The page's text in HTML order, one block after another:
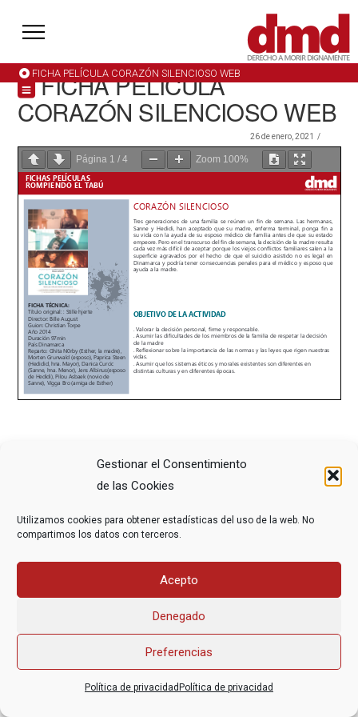
Gestionar el Consentimiento
de las Cookies
Utilizamos cookies para obtener estadísticas del uso de la web. No
compartimos los datos con terceros.
Acepto
Denegado
Preferencias
Política de privacidad Política de privacidad
FICHA PELÍCULA CORAZÓN SILENCIOSO WEB
FICHA PELÍCULA
CORAZÓN SILENCIOSO WEB
26 de enero, 2021
Página 1 /4 Zoom 100%
Asociación Federal Derecho a Morir Dignamente (DMD)
informacion@derechoamorir.org